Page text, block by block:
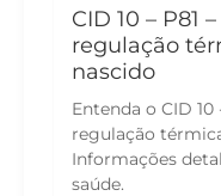
CID 10 – P81
regulação
nascido
Entenda o CID
regulação
Informações
saúde.